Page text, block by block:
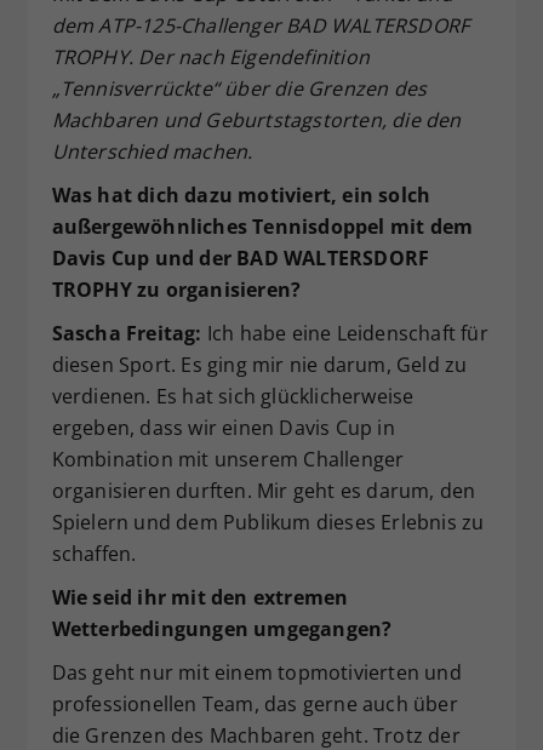
dem ATP-125-Challenger BAD WALTERSDORF
TROPHY. Der nach Eigendefinition
„Tennisverrückte“ über die Grenzen des
Machbaren und Geburtstagstorten, die den
Unterschied machen.
Was hat dich dazu motiviert, ein solch
außergewöhnliches Tennisdoppel mit dem
Davis Cup und der BAD WALTERSDORF
TROPHY zu organisieren?
Sascha Freitag: Ich habe eine Leidenschaft für
diesen Sport. Es ging mir nie darum, Geld zu
verdienen. Es hat sich glücklicherweise
ergeben, dass wir einen Davis Cup in
Kombination mit unserem Challenger
organisieren durften. Mir geht es darum, den
Spielern und dem Publikum dieses Erlebnis zu
schaffen.
Wie seid ihr mit den extremen
Wetterbedingungen umgegangen?
Das geht nur mit einem topmotivierten und
professionellen Team, das gerne auch über
die Grenzen des Machbaren geht. Trotz der
Zweck
Dieser Wert speichert Ihre Consent-
Einstellungen. Unter anderem eine
zufällig generierte ID, für die
historische Speicherung Ihrer
vorgenommen Einstellungen, falls der
Webseiten-Betreiber dies eingestellt
hat.